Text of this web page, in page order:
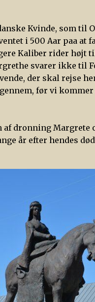
Kvinde, som til
i 500 Aar paa at
Kaliber rider højt
svarer ikke til
der skal rejse
før vi
af dronning Margrete
år efter hendes